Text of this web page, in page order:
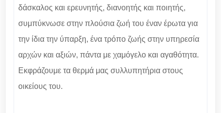
δάσκαλος και ερευνητής, διανοητής και ποιητής,
συμπύκνωσε στην πλούσια ζωή του έναν έρωτα για
την ίδια την ύπαρξη, ένα τρόπο ζωής στην υπηρεσία
αρχών και αξιών, πάντα με χαμόγελο και αγαθότητα.
Εκφράζουμε τα θερμά μας συλλυπητήρια στους
οικείους του.